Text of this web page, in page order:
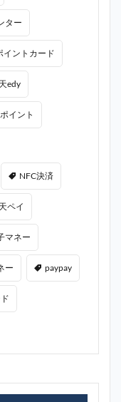
ター
イントカード
edy
イント
NFC決済
ペイ
マネー
ー paypay